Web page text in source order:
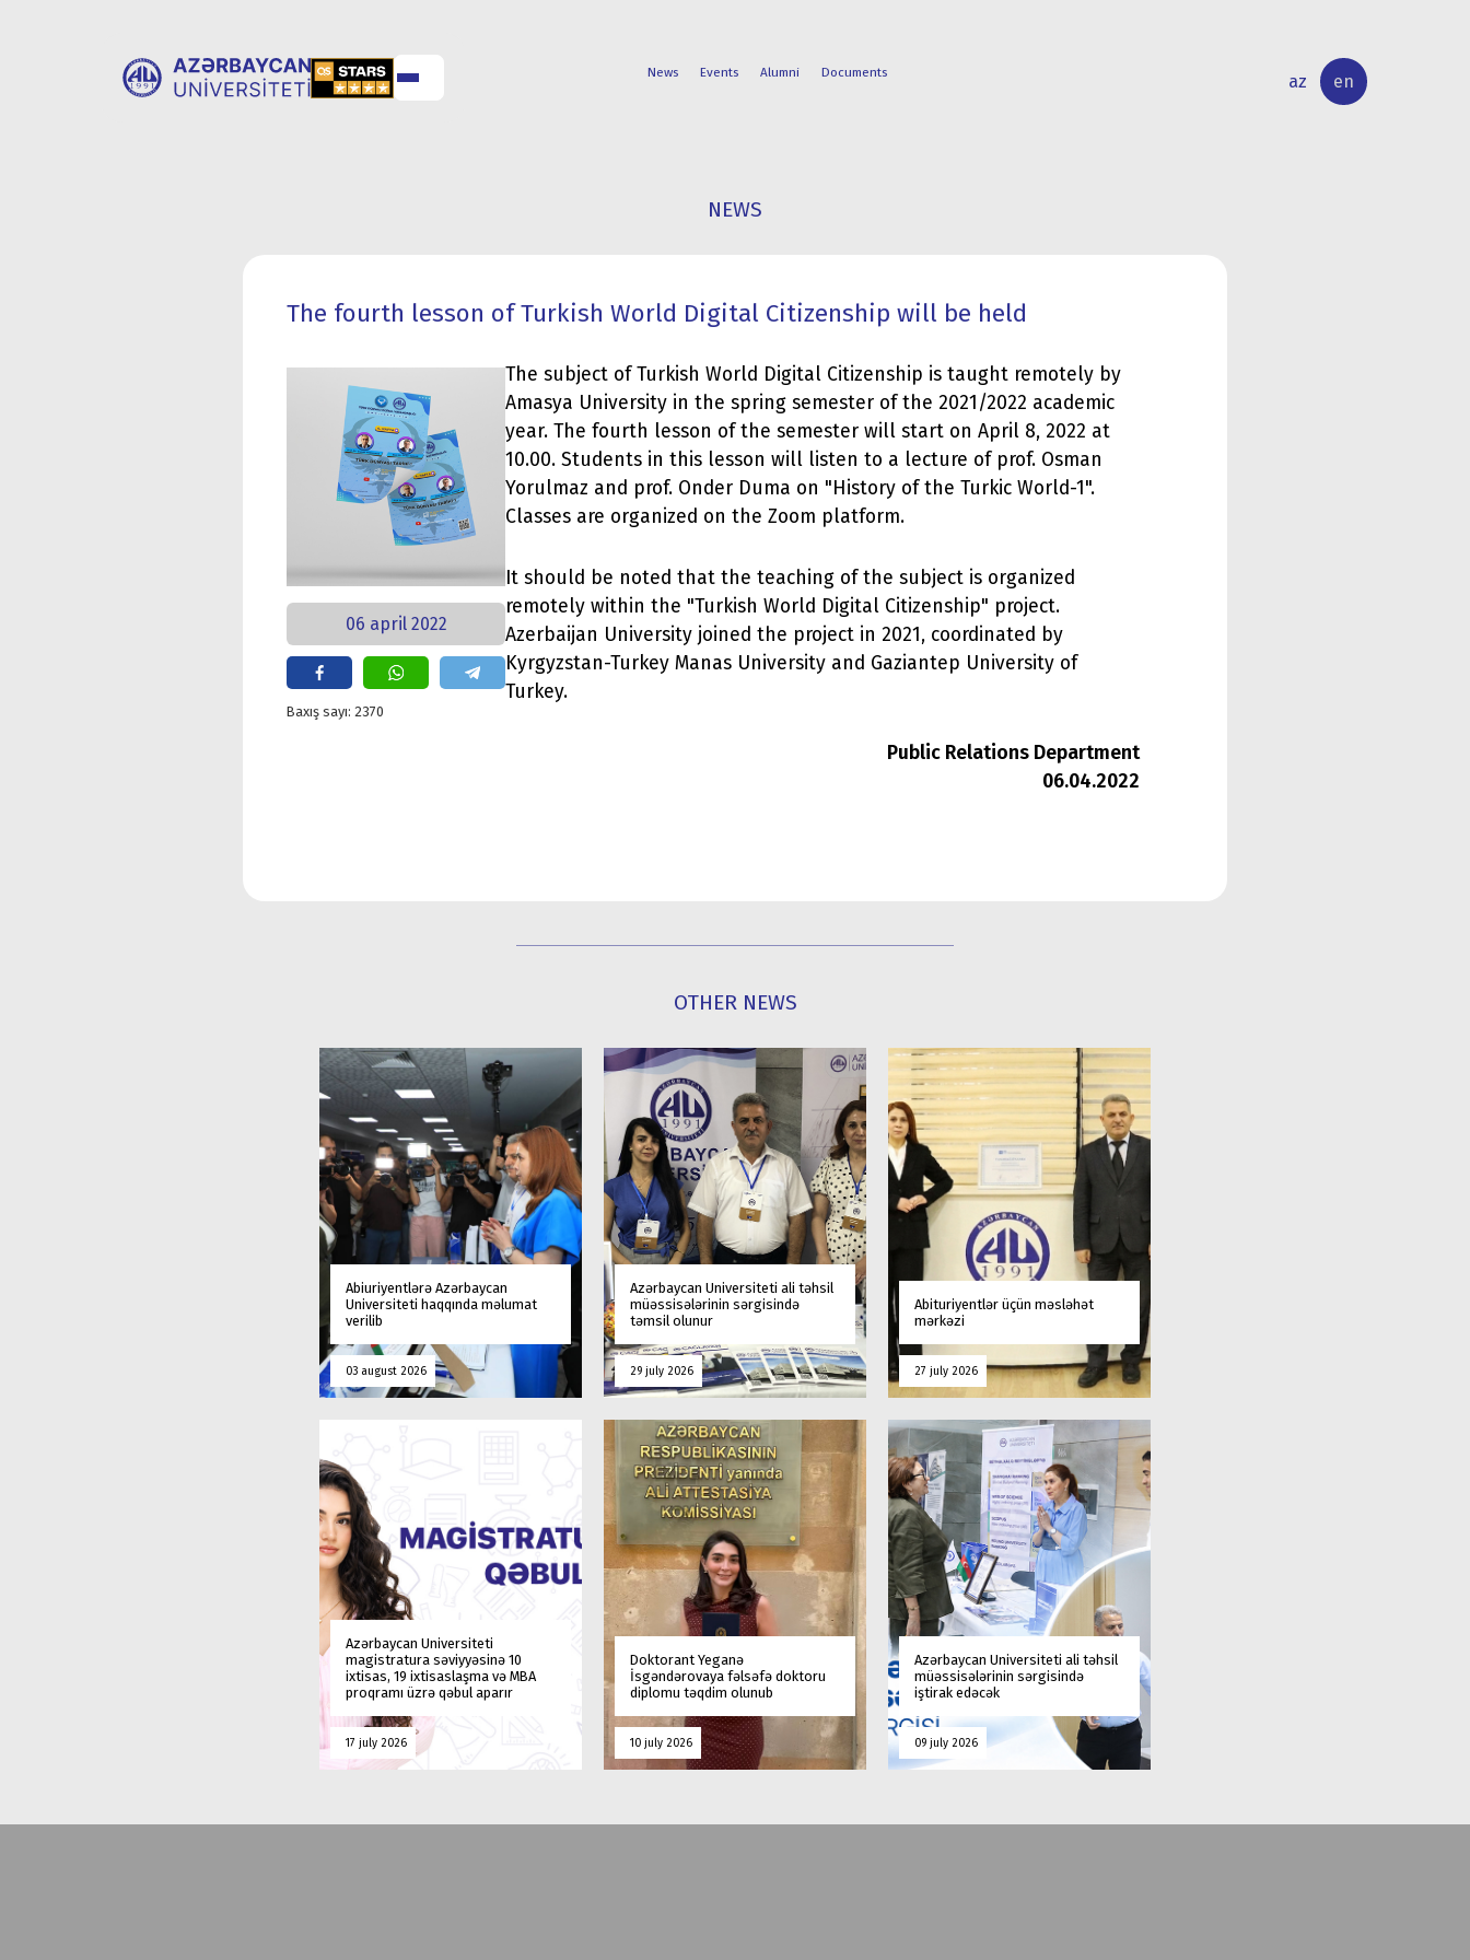
News Events Alumni Documents az en
NEWS
The fourth lesson of Turkish World Digital Citizenship will be held
06 april 2022
Baxış sayı: 2370
The subject of Turkish World Digital Citizenship is taught remotely by
Amasya University in the spring semester of the 2021/2022 academic
year. The fourth lesson of the semester will start on April 8, 2022 at
10.00. Students in this lesson will listen to a lecture of prof. Osman
Yorulmaz and prof. Onder Duma on "History of the Turkic World-1".
Classes are organized on the Zoom platform.
It should be noted that the teaching of the subject is organized
remotely within the "Turkish World Digital Citizenship" project.
Azerbaijan University joined the project in 2021, coordinated by
Kyrgyzstan-Turkey Manas University and Gaziantep University of
Turkey.
Public Relations Department
06.04.2022
OTHER NEWS
Abiuriyentlərə Azərbaycan
Universiteti haqqında məlumat
verilib
03 august 2026
Azərbaycan Universiteti ali təhsil
müəssisələrinin sərgisində
təmsil olunur
29 july 2026
Abituriyentlər üçün məsləhət
mərkəzi
27 july 2026
Azərbaycan Universiteti
magistratura səviyyəsinə 10
ixtisas, 19 ixtisaslaşma və MBA
proqramı üzrə qəbul aparır
17 july 2026
Doktorant Yeganə
İsgəndərovaya fəlsəfə doktoru
diplomu təqdim olunub
10 july 2026
Azərbaycan Universiteti ali təhsil
müəssisələrinin sərgisində
iştirak edəcək
09 july 2026